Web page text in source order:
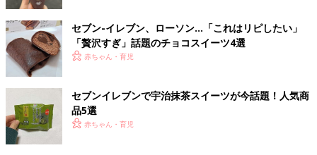
なスイーツです。
桜味もしっかり！「桜と宇治抹茶のパフェ」
セブン-イレブン、ローソン…「これはリピしたい」
「贅沢すぎ」話題のチョコスイーツ4選
赤ちゃん・育児
セブンイレブンで宇治抹茶スイーツが今話題！人気商
品5選
赤ちゃん・育児